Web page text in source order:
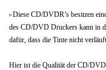
Diese CD/DVDR’s besitzen
des CD/DVD Druckers kann in
dafür, dass die Tinte nicht
Hier ist die Qualität der CD/DVD